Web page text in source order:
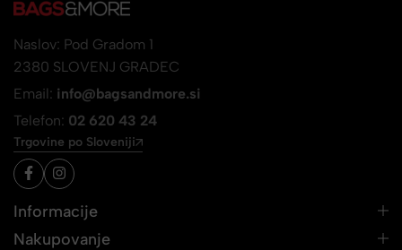
Naslov: Pod Gradom 1
2380 SLOVENJ GRADEC
Email: info@bagsandmore.si
Telefon: 02 620 43 24
Trgovine po Sloveniji
Informacije
Nakupovanje